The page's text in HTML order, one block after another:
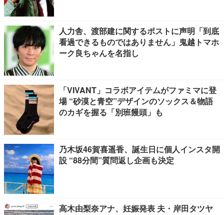
人力舎、渡部建に関するポストに声明「到底
看過できるものではありません」鬼越トマホ
ーク良ちゃんを名指し
「VIVANT」コラボアイテムがファミマに登
場 “砂漠と青空”デザインのソックス＆物語
のカギを握る「別班饅頭」も
乃木坂46賀喜遥香、誕生日に個人インスタ開
設 “88分間”質問返し企画も決定
高木由梨奈アナ、妊娠発表 夫・岸田タツヤ